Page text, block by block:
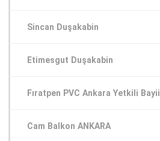
Sincan Duşakabin
Etimesgut Duşakabin
Fıratpen PVC Ankara Yetkili Bayii
Cam Balkon ANKARA